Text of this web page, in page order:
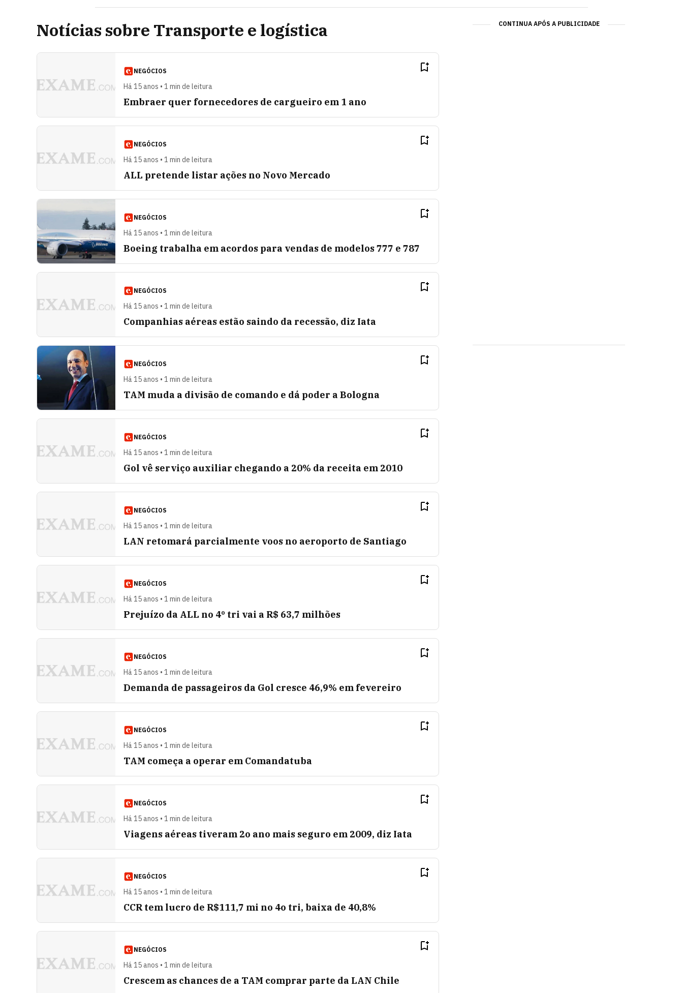
Notícias sobre Transporte e logística
NEGÓCIOS
Há 15 anos • 1 min de leitura
Embraer quer fornecedores de cargueiro em 1 ano
NEGÓCIOS
Há 15 anos • 1 min de leitura
ALL pretende listar ações no Novo Mercado
NEGÓCIOS
Há 15 anos • 1 min de leitura
Boeing trabalha em acordos para vendas de modelos 777 e 787
NEGÓCIOS
Há 15 anos • 1 min de leitura
Companhias aéreas estão saindo da recessão, diz Iata
NEGÓCIOS
Há 15 anos • 1 min de leitura
TAM muda a divisão de comando e dá poder a Bologna
NEGÓCIOS
Há 15 anos • 1 min de leitura
Gol vê serviço auxiliar chegando a 20% da receita em 2010
NEGÓCIOS
Há 15 anos • 1 min de leitura
LAN retomará parcialmente voos no aeroporto de Santiago
NEGÓCIOS
Há 15 anos • 1 min de leitura
Prejuízo da ALL no 4º tri vai a R$ 63,7 milhões
NEGÓCIOS
Há 15 anos • 1 min de leitura
Demanda de passageiros da Gol cresce 46,9% em fevereiro
NEGÓCIOS
Há 15 anos • 1 min de leitura
TAM começa a operar em Comandatuba
NEGÓCIOS
Há 15 anos • 1 min de leitura
Viagens aéreas tiveram 2o ano mais seguro em 2009, diz Iata
NEGÓCIOS
Há 15 anos • 1 min de leitura
CCR tem lucro de R$111,7 mi no 4o tri, baixa de 40,8%
NEGÓCIOS
Há 15 anos • 1 min de leitura
Crescem as chances de a TAM comprar parte da LAN Chile
CONTINUA APÓS A PUBLICIDADE